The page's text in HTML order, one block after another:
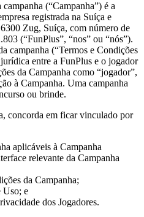
(“Campanha”) é a
registrada na Suíça e
Zug, Suíça, com número de
(“FunPlus”, “nos” ou “nós”).
campanha (“Termos e Condições
entre a FunPlus e o jogador
da Campanha como “jogador”,
à Campanha. Uma campanha
ou brinde.
concorda em ficar vinculado por
aplicáveis à Campanha
relevante da Campanha
da Campanha;
Uso; e
dos Jogadores.